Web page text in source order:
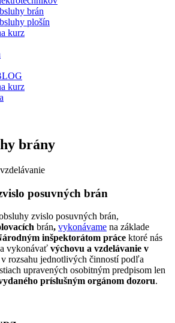
brán
plošín
kurz
kurz
brány
posuvných brán
zvislo posuvných brán,
brán, vykonávame na základe
inšpektorátom práce ktoré nás
vykonávať výchovu a vzdelávanie v
v rozsahu jednotlivých činností podľa
upravených osobitným predpisom len
príslušným orgánom dozoru.